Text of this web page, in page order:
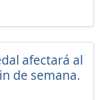
afectará al
de semana.